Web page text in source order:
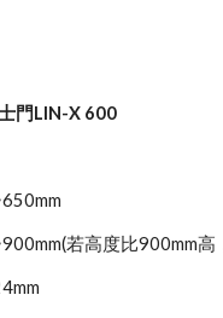
門LIN-X 600
若高度比900mm